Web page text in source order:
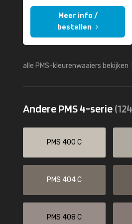
Meer info /
bestellen
alle PMS-kleurenwaaiers bekijken
Andere PMS 4-serie
PMS 400 C
PMS 404 C
PMS 408 C